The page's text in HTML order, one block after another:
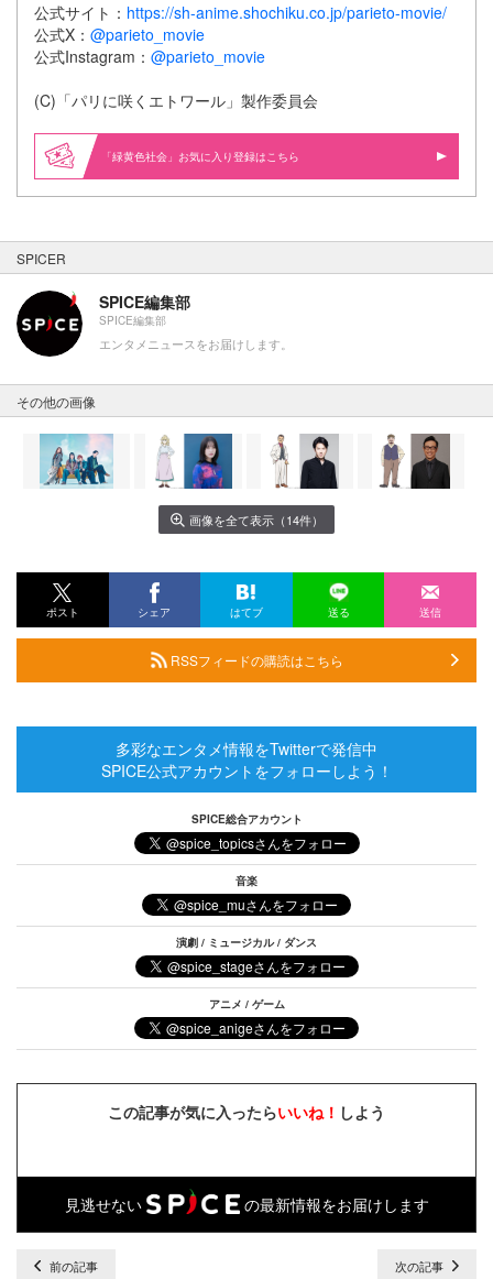
公式サイト： https://sh-anime.shochiku.co.jp/parieto-movie/
公式X： @parieto_movie
公式Instagram： @parieto_movie
(C)「パリに咲くエトワール」製作委員会
「緑黄色社会」お気に入り登録はこちら
SPICER
SPICE編集部
SPICE編集部
エンタメニュースをお届けします。
その他の画像
画像を全て表示（14件）
ポスト シェア はてブ 送る 送信
RSSフィードの購読はこちら
多彩なエンタメ情報をTwitterで発信中
SPICE公式アカウントをフォローしよう！
SPICE総合アカウント
音楽
演劇 / ミュージカル / ダンス
アニメ / ゲーム
この記事が気に入ったらいいね！ しよう
見逃せない の最新情報をお届けします
前の記事 次の記事